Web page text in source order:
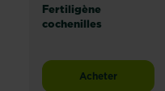
Fertiligène
cochenilles
Acheter
Fertiligène